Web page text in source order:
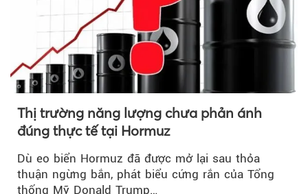
Thị trường năng lượng chưa phản ánh
đúng thực tế tại Hormuz
Dù eo biển Hormuz đã được mở lại sau thỏa
thuận ngừng bắn, phát biểu cứng rắn của Tổng
thống Mỹ Donald Trump…